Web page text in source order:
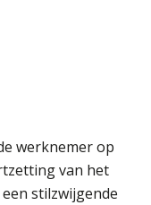
werknemer op
van het
stilzwijgende